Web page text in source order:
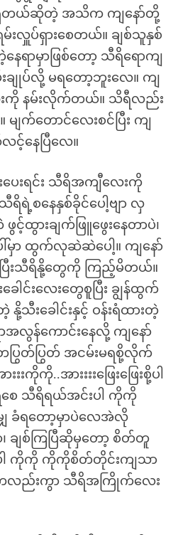
တယ်ဆိုတဲ့ အသိက ကျနော်တို့
လှူပ်ရှားစေတယ်။ ချစ်သူနှစ်
ရာမှာဖြစ်တော့ သီရိရောကျ
ချုပ်လို့ မရတော့ဘူးလေ။ ကျ
းကို နမ်းလိုက်တယ်။ သိရီလည်း
ျက်တောင်လေးစင်ပြီး ကျ
င့်နေပြီလေ။
ေးရင်း သီရိအကျီလေးကို
စနေနှစ်ခိုင်ပေါ့ဗျာ လှ
ထွားချက်ဖြူဖွေးနေတာပဲ၊
မှာ ထွက်လုဆဲဆဲပေါ့။ ကျနော်
ြီးသီရိနို့တွေကို ကြည့်မိတယ်။
ါင်းလေးတွေစူပြီး ချွန်ထွက်
နို့သီးခေါင်းနှင့် ဝန်းရံထားတဲ့
အလွန်ကောင်းနေလို့ ကျနော်
ပြွတ်ပြွတ် အငမ်းမရစို့လိုက်
ကိုကို..အားးးးဖြေးဖြေးစို့ပါ
စေ သီရိရယ်အင်းပါ ကိုကို
ခံရတော့မှာပဲလေအဲလို
ချစ်ကြပြီဆိုမှတော့ စိတ်တူ
ါ ကိုကို ကိုကိုစိတ်တိုင်းကျသာ
ကလည်းကွာ သီရိအကြိုက်လေး